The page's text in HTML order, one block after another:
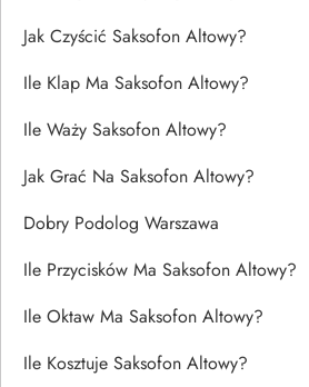
Jak Czyścić Saksofon Altowy?
Ile Klap Ma Saksofon Altowy?
Ile Waży Saksofon Altowy?
Jak Grać Na Saksofon Altowy?
Dobry Podolog Warszawa
Ile Przycisków Ma Saksofon Altowy?
Ile Oktaw Ma Saksofon Altowy?
Ile Kosztuje Saksofon Altowy?